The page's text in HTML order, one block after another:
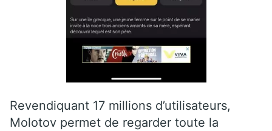
Revendiquant 17 millions d’utilisateurs,
Molotov permet de regarder toute la